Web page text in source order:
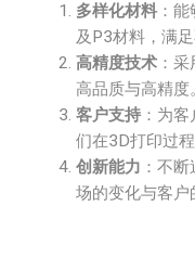
多样化材料 ：
及P3材料，满
高精度技术 ：
高品质与高精度。
客户支持 ：为
们在3D打印过程
创新能力 ：不
场的变化与客户